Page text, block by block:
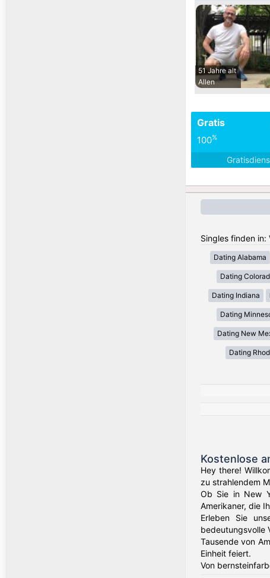
51 Jahre alt
Allen
Gratis
100%
Singles finden in:
Dating Alabama
Dating
Dating Indiana
Dating
Dating New
Dating
Kostenlose
Hey there!
zu strahlendem
Ob Sie in New
Amerikaner, die
Erleben Sie
bedeutungsvolle
Tausende von
Einheit feiert.
Von